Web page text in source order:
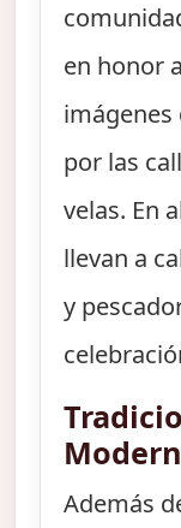
en honor
imágenes
por las
velas. En
llevan a
y
Además